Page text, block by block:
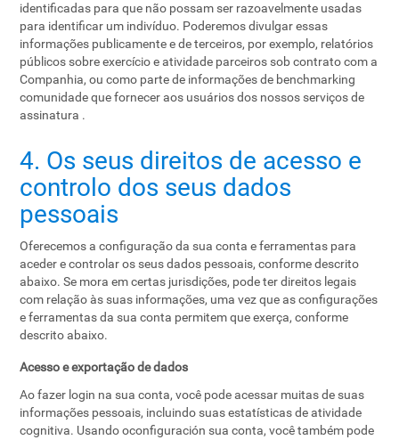
identificadas para que não possam ser razoavelmente usadas
para identificar um indivíduo. Poderemos divulgar essas
informações publicamente e de terceiros, por exemplo, relatórios
públicos sobre exercício e atividade parceiros sob contrato com a
Companhia, ou como parte de informações de benchmarking
comunidade que fornecer aos usuários dos nossos serviços de
assinatura .
4. Os seus direitos de acesso e
controlo dos seus dados
pessoais
Oferecemos a configuração da sua conta e ferramentas para
aceder e controlar os seus dados pessoais, conforme descrito
abaixo. Se mora em certas jurisdições, pode ter direitos legais
com relação às suas informações, uma vez que as configurações
e ferramentas da sua conta permitem que exerça, conforme
descrito abaixo.
Acesso e exportação de dados
Ao fazer login na sua conta, você pode acessar muitas de suas
informações pessoais, incluindo suas estatísticas de atividade
cognitiva. Usando oconfiguración sua conta, você também pode